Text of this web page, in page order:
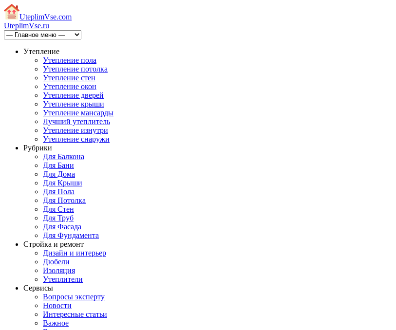
UteplimVse.com
UteplimVse.ru
Утепление
Утепление пола
Утепление потолка
Утепление стен
Утепление окон
Утепление дверей
Утепление крыши
Утепление мансарды
Лучший утеплитель
Утепление изнутри
Утепление снаружи
Рубрики
Для Балкона
Для Бани
Для Дома
Для Крыши
Для Пола
Для Потолка
Для Стен
Для Труб
Для Фасада
Для Фундамента
Стройка и ремонт
Дизайн и интерьер
Дюбели
Изоляция
Утеплители
Сервисы
Вопросы эксперту
Новости
Интересные статьи
Важное